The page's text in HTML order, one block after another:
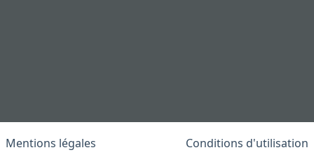
Mentions légales Conditions d'utilisation